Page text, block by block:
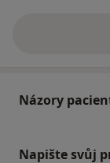
Názory
Napište svůj